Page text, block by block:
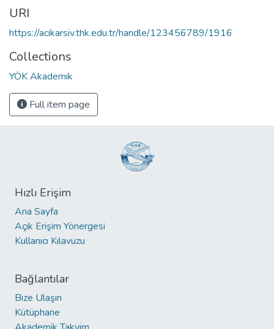
URI
https://acikarsiv.thk.edu.tr/handle/123456789/1916
Collections
YÖK Akademik
Full item page
Hızlı Erişim
Ana Sayfa
Açık Erişim Yönergesi
Kullanıcı Kılavuzu
Bağlantılar
Bize Ulaşın
Kütüphane